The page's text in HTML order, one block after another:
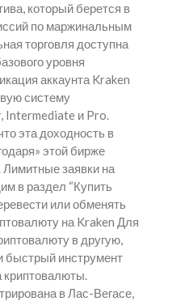
который берется в
по маржинальным
торговля доступна
уровня
аккаунта Kraken
систему
Intermediate и Pro.
эта доходность в
этой бирже
Лимитные заявки на
в раздел “Купить
или обменять
на Kraken Для
в другую,
быстрый инструмент
криптовалюты.
в Лас-Вегасе,